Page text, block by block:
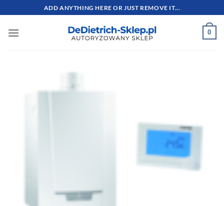
do
zawartości
ADD ANYTHING HERE OR JUST REMOVE IT...
0